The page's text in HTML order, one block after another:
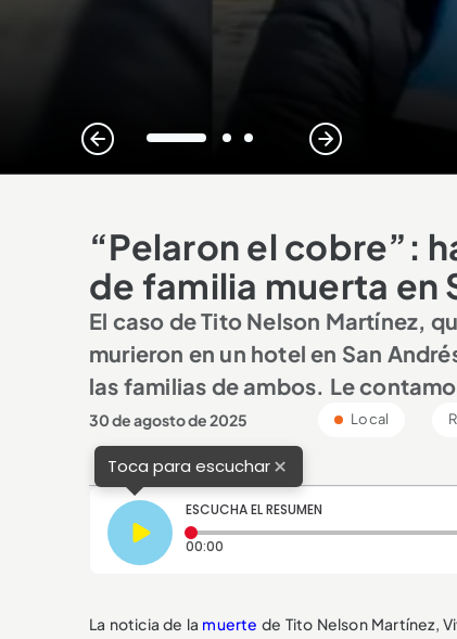
1 2 3
“Pelaron el cobre”:
de familia muerta en
El caso de Tito Nelson Martínez,
murieron en un hotel en San
las familias de ambos. Le
30 de agosto de 2025 Local
Toca para escuchar×
ESCUCHA EL RESUMEN
00:00
La noticia de la muerte de Tito Nelson Martínez,